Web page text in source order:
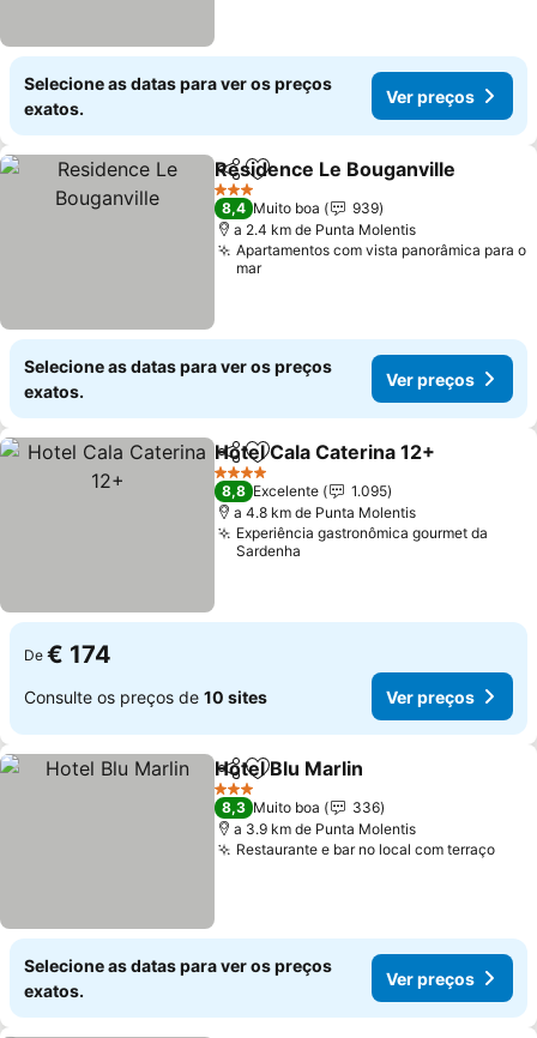
Selecione as datas para ver os preços
exatos.
Ver preços
PartilharAdicionar aos favoritos
Residence Le Bouganville
3 Estrelas
8,4 Muito boa
939
a 2.4 km de Punta Molentis
Apartamentos com vista panorâmica para o
mar
Selecione as datas para ver os preços
exatos.
Ver preços
PartilharAdicionar aos favoritos
Hotel Cala Caterina 12+
4 Estrelas
8,8 Excelente
1.095
a 4.8 km de Punta Molentis
Experiência gastronômica gourmet da
Sardenha
De € 174
Consulte os preços de 10 sites Ver preços
PartilharAdicionar aos favoritos
Hotel Blu Marlin
3 Estrelas
8,3 Muito boa
336
a 3.9 km de Punta Molentis
Restaurante e bar no local com terraçoVer
Selecione as datas para ver os preços
exatos.
Ver preços